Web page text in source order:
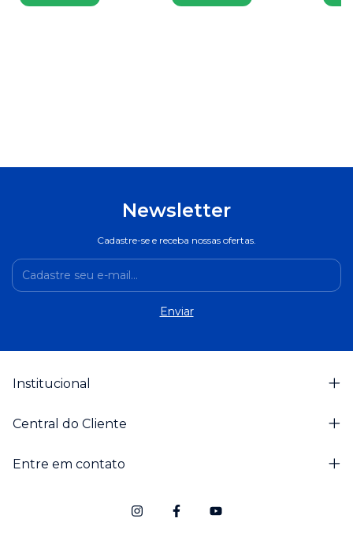
Newsletter
Cadastre-se e receba nossas ofertas.
Institucional
Central do Cliente
Entre em contato